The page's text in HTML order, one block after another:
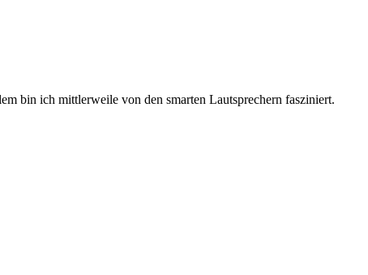
bin ich mittlerweile von den smarten Lautsprechern fasziniert.